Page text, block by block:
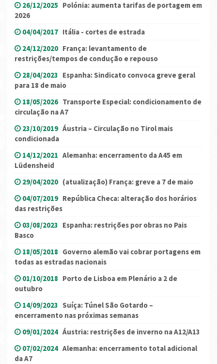
26/12/2025 Polónia: aumenta tarifas de portagem em
2026
04/04/2017 Itália - cortes de estrada
24/12/2020 França: levantamento de
restrições/tempos de condução e repouso
28/04/2023 Espanha: Sindicato convoca greve geral
para 18 de maio
18/05/2026 Transporte Especial: condicionamento de
circulação na A7
23/10/2019 Áustria – Circulação no Tirol mais
condicionada
14/12/2021 Alemanha: encerramento da A45 em
Lüdensheid
29/04/2020 (atualização) França: greve a 7 de maio
04/07/2019 República Checa: alteração dos horários
das restrições
03/08/2023 Espanha: restrições por obras no Pais
Basco
18/05/2018 Governo alemão vai cobrar portagens em
todas as estradas nacionais
01/10/2018 Porto de Lisboa em Plenário a 2 de
outubro
14/09/2023 Suíça: Túnel São Gotardo –
encerramento nas próximas semanas
09/01/2024 Áustria: restrições de inverno na A12/A13
07/02/2024 Alemanha: encerramento total adicional
da A7